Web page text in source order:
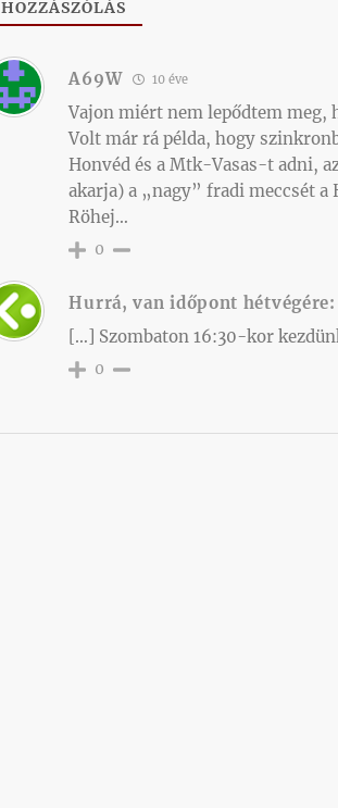
HOZZÁSZÓLÁS
A69W 10 éve
Vajon miért nem lepődtem
Volt már rá példa, hogy
Honvéd és a Mtk-Vasas-t adni,
akarja) a „nagy” fradi meccsét
Röhej…
0
Hurrá, van időpont
[…] Szombaton 16:30-kor
0